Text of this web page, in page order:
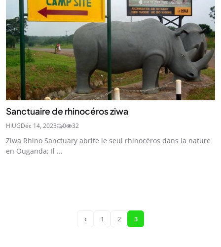
Sanctuaire de rhinocéros ziwa
HiUGDéc 14, 2023 0 32
Ziwa Rhino Sanctuary abrite le seul rhinocéros dans la nature
en Ouganda; Il ...
‹ 1 2 3